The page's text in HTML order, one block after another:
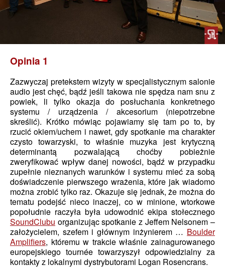
Opinia 1
Zazwyczaj pretekstem wizyty w specjalistycznym salonie
audio jest chęć, bądź jeśli takowa nie spędza nam snu z
powiek, li tylko okazja do posłuchania konkretnego
systemu / urządzenia / akcesorium (niepotrzebne
skreślić). Krótko mówiąc pojawiamy się tam po to, by
rzucić okiem/uchem i nawet, gdy spotkanie ma charakter
czysto towarzyski, to właśnie muzyka jest krytyczną
determinantą pozwalającą choćby pobieżnie
zweryfikować wpływ danej nowości, bądź w przypadku
zupełnie nieznanych warunków i systemu mieć za sobą
doświadczenie pierwszego wrażenia, które jak wiadomo
można zrobić tylko raz. Okazuje się jednak, że można do
tematu podejść nieco inaczej, co w minione, wtorkowe
popołudnie raczyła była udowodnić ekipa stołecznego
SoundClubu organizując spotkanie z Jeffem Nelsonem –
założycielem, szefem i głównym inżynierem … Boulder
Amplifiers, któremu w trakcie właśnie zainagurowanego
europejskiego tournée towarzyszył odpowiedzialny za
kontakty z lokalnymi dystrybutorami Logan Rosencrans.